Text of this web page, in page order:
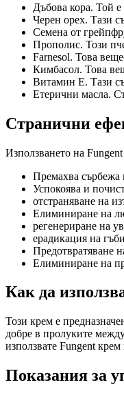
Дъбова кора. Той
Черен орех. Тази
Семена от
Прополис. Този
Farnesol. Това
Кимбасол. Това
Витамин Е. Тази
Етерични масла.
Странични
Използването на
Премахва сърбежа
Успокоява и
отстраняване на
Елиминиране на
регенериране на
ерадикация на
Предотвратяване
Елиминиране на
Как да
Този крем е
добре в пролуките
използвате Fungent
Показания за